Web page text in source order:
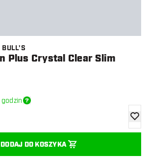
BULL'S
Plus Crystal Clear Slim
ilość
DODAJ DO KOSZYKA